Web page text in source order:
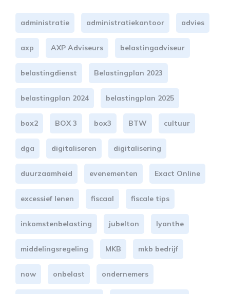
administratie administratiekantoor advies
axp AXP Adviseurs belastingadviseur
belastingdienst Belastingplan 2023
belastingplan 2024 belastingplan 2025
box2 BOX 3 box3 BTW cultuur
dga digitaliseren digitalisering
duurzaamheid evenementen Exact Online
excessief lenen fiscaal fiscale tips
inkomstenbelasting jubelton lyanthe
middelingsregeling MKB mkb bedrijf
now onbelast ondernemers